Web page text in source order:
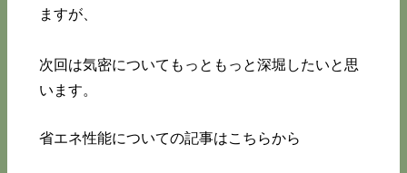
ますが、
次回は気密についてもっともっと深堀したいと思
います。
省エネ性能についての記事はこちらから